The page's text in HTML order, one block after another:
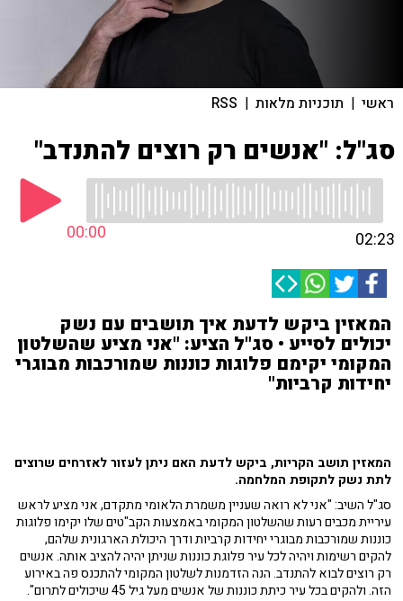
ראשי | תוכניות מלאות |
RSS
סג"ל: "אנשים רק רוצים להתנדב"
00:00 02:23
המאזין ביקש לדעת איך תושבים עם נשק
יכולים לסייע • סג"ל הציע: "אני מציע שהשלטון
המקומי יקימם פלוגות כוננות שמורכבות מבוגרי
יחידות קרביות"
המאזין תושב הקריות, ביקש לדעת האם ניתן לעזור לאזרחים שרוצים
לתת נשק לתקופת המלחמה.
סג"ל השיב: "אני לא רואה שעניין משמרת הלאומי מתקדם, אני מציע לראש
עיריית מכבים רעות שהשלטון המקומי באמצעות הקב"טים שלו יקימו פלוגות
כוננות שמורכבות מבוגרי יחידות קרביות ודרך היכולת הארגונית שלהם,
להקים רשימות ויהיה לכל עיר פלוגת כוננות שניתן יהיה להציב אותה. אנשים
רק רוצים לבוא להתנדב. הנה הזדמנות לשלטון המקומי להתכנס פה באירוע
הזה. ולהקים בכל עיר כיתת כוננות של אנשים מעל גיל 45 שיכולים לתרום".